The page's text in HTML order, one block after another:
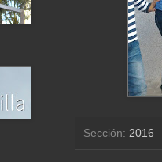
Sección: 2016